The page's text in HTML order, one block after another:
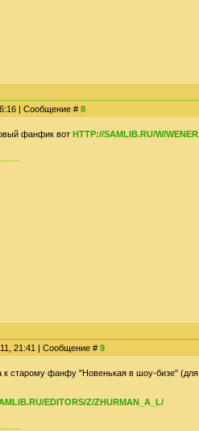
| Сообщение # 8
фанфик вот HTTP://SAMLIB.RU/W/
21:41 | Сообщение # 9
к старому фанфу "Новенькая в шоу-бизе" (для
EDITORS/Z/ZHURMAN_A_L/